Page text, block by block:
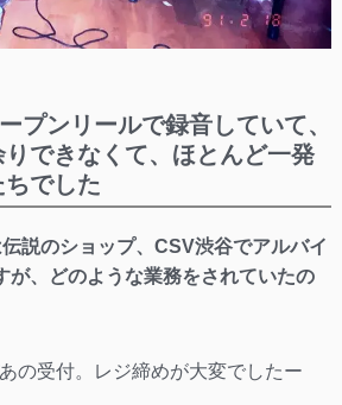
プンリールで録音していて、
できなくて、ほとんど一発
でした
説のショップ、CSV渋谷でアルバイ
が、どのような業務をされていたの
の受付。レジ締めが大変でしたー